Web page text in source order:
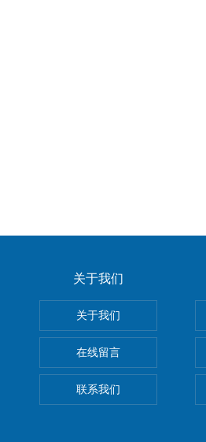
关于我们
关于我们
在线留言
联系我们